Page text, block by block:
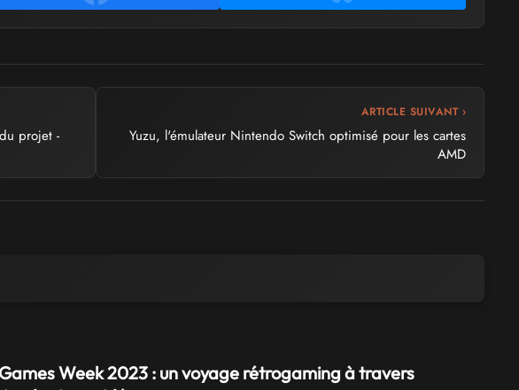
projet -
ARTICLE SUIVANT ›
Yuzu, l'émulateur Nintendo Switch optimisé pour les cartes
AMD
Week 2023 : un voyage rétrogaming à travers